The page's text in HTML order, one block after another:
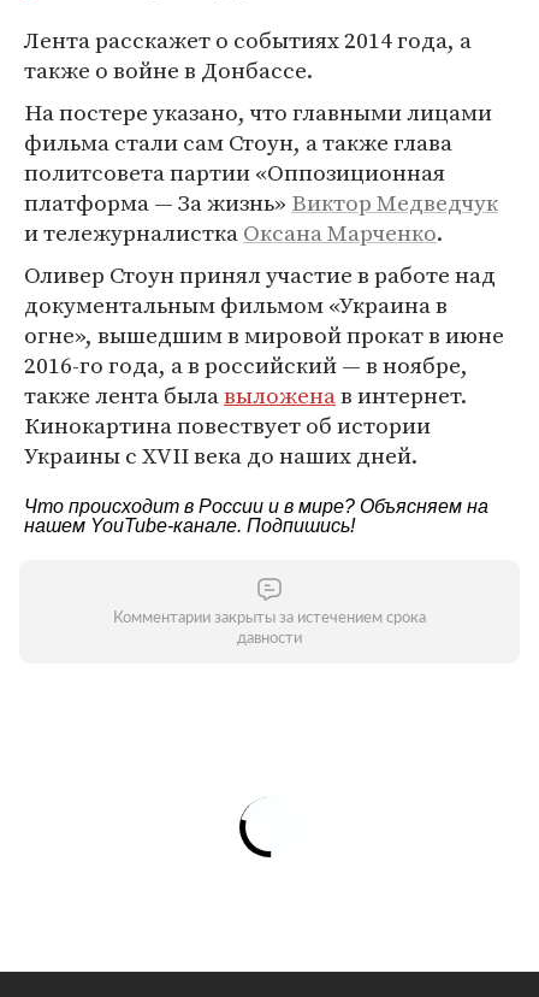
Лента расскажет о событиях 2014 года, а
также о войне в Донбассе.
На постере указано, что главными лицами
фильма стали сам Стоун, а также глава
политсовета партии «Оппозиционная
платформа — За жизнь» Виктор Медведчук
и тележурналисткаОксана Марченко.
Оливер Стоун принял участие в работе над
документальным фильмом «Украина в
огне», вышедшим в мировой прокат в июне
2016-го года, а в российский — в ноябре,
также лента былавыложенав интернет.
Кинокартина повествует об истории
Украины с XVII века до наших дней.
Что происходит в России и в мире? Объясняем на
нашем YouTube-канале. Подпишись!
Комментарии закрыты за истечением срока
давности